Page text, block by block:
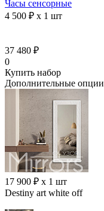
Часы сенсорные
4 500 ₽ x 1 шт
37 480 ₽
0
Купить набор
Дополнительные опции
17 900 ₽ x 1 шт
Destiny art white off